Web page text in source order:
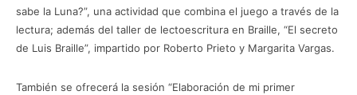
sabe la Luna?”, una actividad que combina el juego a través de la
lectura; además del taller de lectoescritura en Braille, “El secreto
de Luis Braille”, impartido por Roberto Prieto y Margarita Vargas.
También se ofrecerá la sesión “Elaboración de mi primer